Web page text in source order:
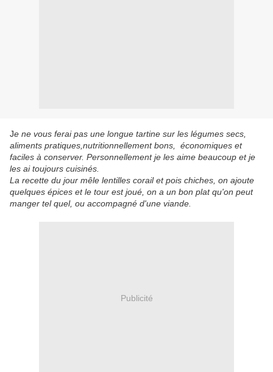
Je ne vous ferai pas une longue tartine sur les légumes secs,
aliments pratiques,nutritionnellement bons, économiques et
faciles à conserver. Personnellement je les aime beaucoup et je
les ai toujours cuisinés.
La recette du jour mêle lentilles corail et pois chiches, on ajoute
quelques épices et le tour est joué, on a un bon plat qu'on peut
manger tel quel, ou accompagné d'une viande.
Publicité